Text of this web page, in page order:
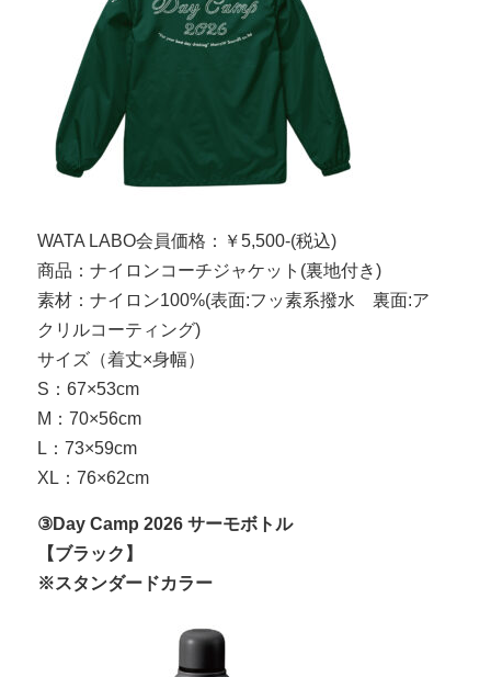
WATA LABO会員価格：￥5,500-(税込)
商品：ナイロンコーチジャケット(裏地付き)
素材：ナイロン100%(表面:フッ素系撥水 裏面:ア
クリルコーティング)
サイズ（着丈×身幅）
S：67×53cm
M：70×56cm
L：73×59cm
XL：76×62cm
③Day Camp 2026 サーモボトル
【ブラック】
※スタンダードカラー